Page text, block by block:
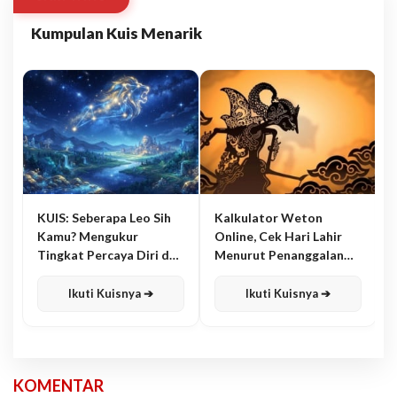
Kumpulan Kuis Menarik
KUIS: Seberapa Leo Sih
Kamu? Mengukur
Tingkat Percaya Diri dan
Ikuti Kuisnya ➔
Kalkulator Weton
Online, Cek Hari Lahir
Menurut Penanggalan
Ikuti Kuisnya ➔
KOMENTAR